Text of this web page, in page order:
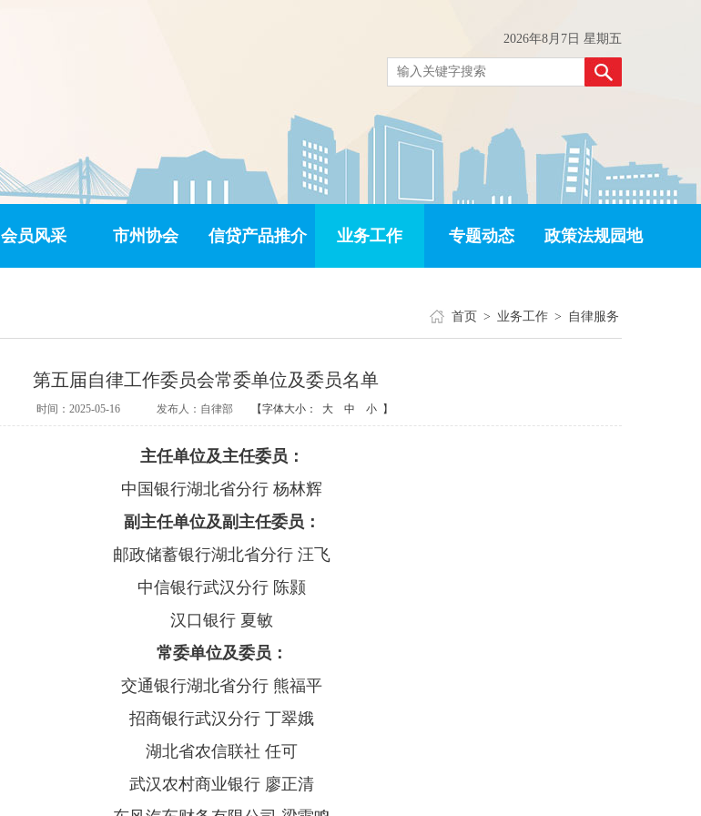
2026年8月7日 星期五
会员风采 市州协会 信贷产品推介 业务工作 专题动态 政策法规园地
首页 > 业务工作 > 自律服务
第五届自律工作委员会常委单位及委员名单
时间：2025-05-16 发布人：自律部 【字体大小： 大 中 小 】
主任单位及主任委员：
中国银行湖北省分行 杨林辉
副主任单位及副主任委员：
邮政储蓄银行湖北省分行 汪飞
中信银行武汉分行 陈颢
汉口银行 夏敏
常委单位及委员：
交通银行湖北省分行 熊福平
招商银行武汉分行 丁翠娥
湖北省农信联社 任可
武汉农村商业银行 廖正清